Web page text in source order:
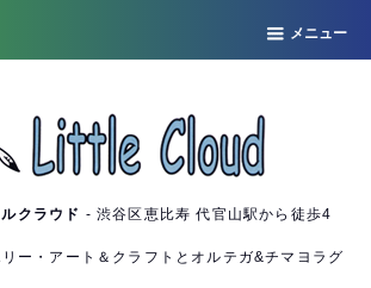
メニュー
クラウド - 渋谷区恵比寿 代官山駅から徒歩4
ー・アート＆クラフトとオルテガ&チマヨラグ